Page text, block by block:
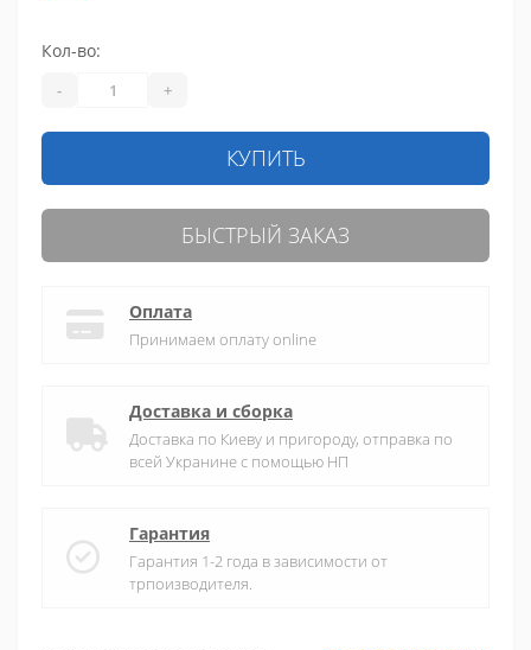
Кол-во:
- +
КУПИТЬ
БЫСТРЫЙ ЗАКАЗ
Оплата
Принимаем оплату online
Доставка и сборка
Доставка по Киеву и пригороду, отправка по
всей Укранине с помощью НП
Гарантия
Гарантия 1-2 года в зависимости от
трпоизводителя.